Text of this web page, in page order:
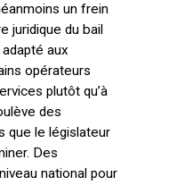
un frein
juridique du bail
aux
opérateurs
plutôt qu’à
des
que le législateur
Des
national pour